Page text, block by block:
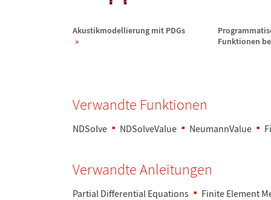
Akustikmodellierung mit PDGs
Funktionen
Verwandte Funktionen
NDSolve NDSolveValue NeumannValue
Verwandte Anleitungen
Partial Differential Equations Finite Element